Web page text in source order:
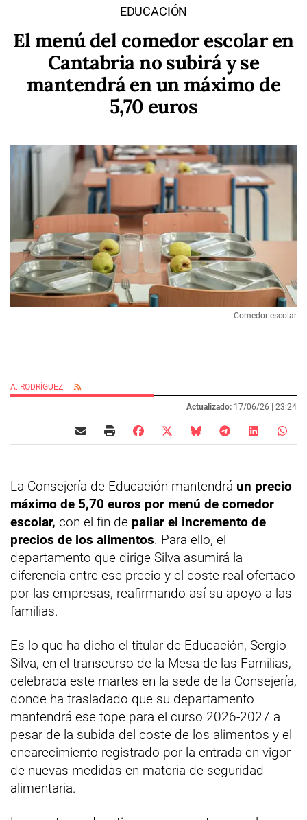
EDUCACIÓN
El menú del comedor escolar en
Cantabria no subirá y se
mantendrá en un máximo de
5,70 euros
Comedor escolar
A. RODRÍGUEZ
Actualizado: 17/06/26 | 23:24
La Consejería de Educación mantendrá un precio
máximo de 5,70 euros por menú de comedor
escolar, con el fin de paliar el incremento de
precios de los alimentos. Para ello, el
departamento que dirige Silva asumirá la
diferencia entre ese precio y el coste real ofertado
por las empresas, reafirmando así su apoyo a las
familias.
Es lo que ha dicho el titular de Educación, Sergio
Silva, en el transcurso de la Mesa de las Familias,
celebrada este martes en la sede de la Consejería,
donde ha trasladado que su departamento
mantendrá ese tope para el curso 2026-2027 a
pesar de la subida del coste de los alimentos y el
encarecimiento registrado por la entrada en vigor
de nuevas medidas en materia de seguridad
alimentaria.